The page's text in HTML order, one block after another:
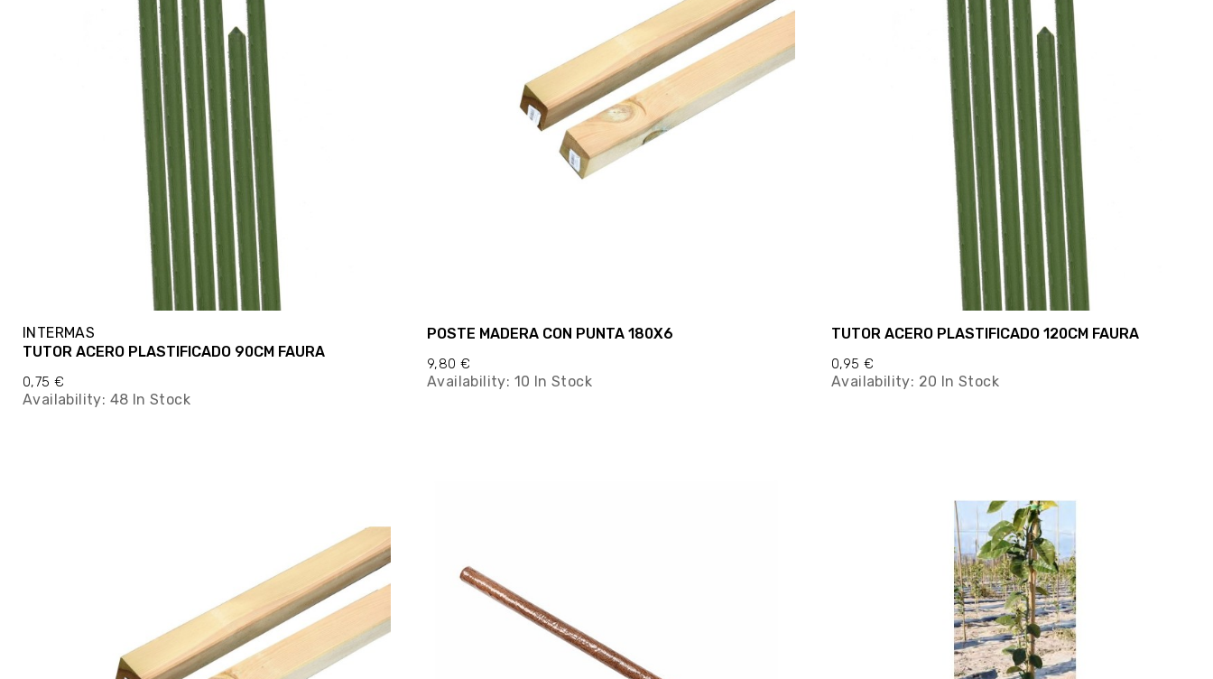
INTERMAS
TUTOR ACERO PLASTIFICADO 90CM FAURA
0,75 €
Availability: 48 In Stock
POSTE MADERA CON PUNTA 180X6
9,80 €
Availability: 10 In Stock
TUTOR ACERO PLASTIFICADO 120CM FAURA
0,95 €
Availability: 20 In Stock